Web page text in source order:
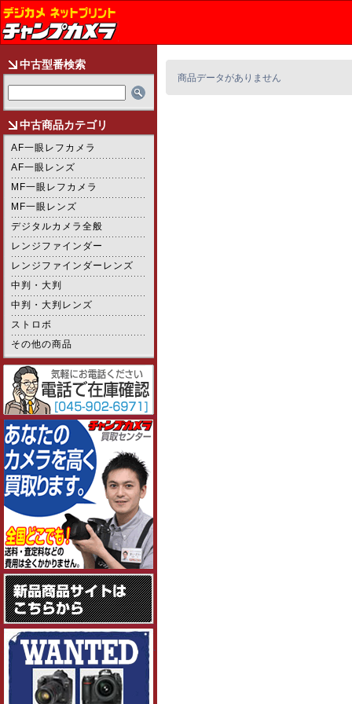
中古型番検索
中古商品カテゴリ
AF一眼レフカメラ
AF一眼レンズ
MF一眼レフカメラ
MF一眼レンズ
デジタルカメラ全般
レンジファインダー
レンジファインダーレンズ
中判・大判
中判・大判レンズ
ストロボ
その他の商品
商品データがありません